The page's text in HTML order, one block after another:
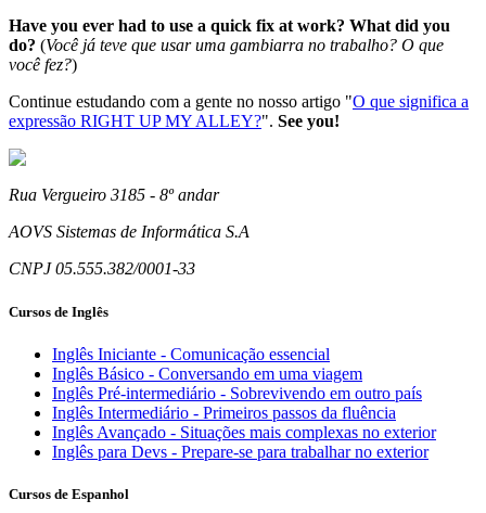
Have you ever had to use a quick fix at work? What did you
do? (Você já teve que usar uma gambiarra no trabalho? O que
você fez?)
Continue estudando com a gente no nosso artigo "O que significa a
expressão RIGHT UP MY ALLEY?". See you!
Rua Vergueiro 3185 - 8º andar
AOVS Sistemas de Informática S.A
CNPJ 05.555.382/0001-33
Cursos de Inglês
Inglês Iniciante - Comunicação essencial
Inglês Básico - Conversando em uma viagem
Inglês Pré-intermediário - Sobrevivendo em outro país
Inglês Intermediário - Primeiros passos da fluência
Inglês Avançado - Situações mais complexas no exterior
Inglês para Devs - Prepare-se para trabalhar no exterior
Cursos de Espanhol